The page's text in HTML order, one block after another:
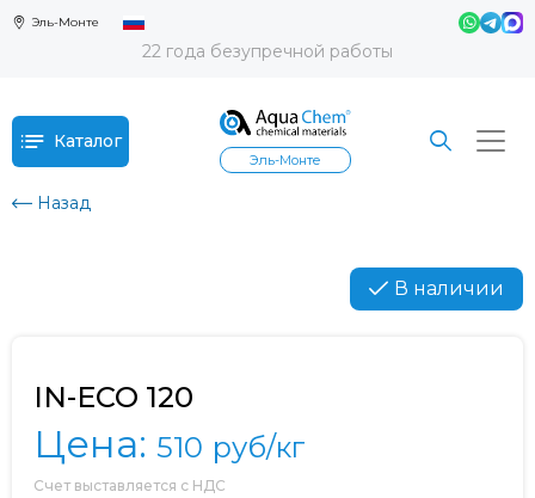
Эль-Монте
22 года безупречной работы
Каталог
Эль-Монте
Назад
В наличии
IN-ECO 120
Цена: 510 руб/кг
Счет выставляется с НДС